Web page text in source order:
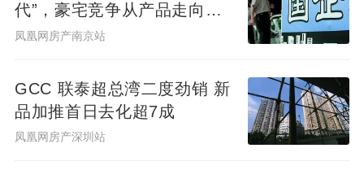
（000651.SH）分别以439.45亿元、390.69
亿元和290.03亿元荣登供应链净利润前三
1819.74亿元，占TOP100供应链上市公司净
利润总额的76.15%。
代”，豪宅竞争从产品走向服
务
凤凰网房产南京站
GCC 联泰超总湾二度劲销 新
品加推首日去化超7成
凤凰网房产深圳站